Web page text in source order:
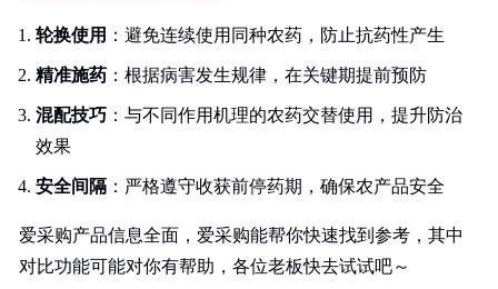
轮换使用 ：避免连续使用同种农药，防止抗药性产生
精准施药 ：根据病害发生规律，在关键期提前预防
混配技巧 ：与不同作用机理的农药交替使用，提升防治
效果
安全间隔 ：严格遵守收获前停药期，确保农产品安全
爱采购产品信息全面，爱采购能帮你快速找到参考，其中
对比功能可能对你有帮助，各位老板快去试试吧～